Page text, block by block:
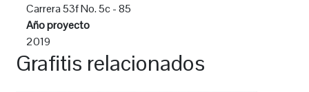
Carrera 53f No. 5c - 85
Año proyecto
2019
Grafitis relacionados